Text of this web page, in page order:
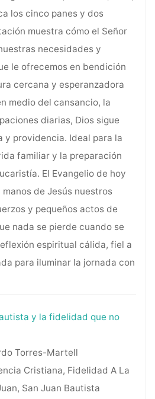
los cinco panes y dos
muestra cómo el Señor
necesidades y
le ofrecemos en bendición
cercana y esperanzadora
medio del cansancio, la
diarias, Dios sigue
y providencia. Ideal para la
familiar y la preparación
El Evangelio de hoy
de Jesús nuestros
y pequeños actos de
nada se pierde cuando se
espiritual cálida, fiel a
para iluminar la jornada con
y la fidelidad que no
Torres-Martell
Cristiana, Fidelidad A La
San Juan Bautista